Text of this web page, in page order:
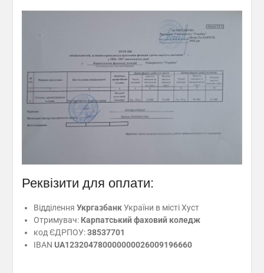
Реквізити для оплати:
Відділення УкргазбанкУкраїни в місті Хуст
Отримувач: Карпатський фаховий коледж
код ЄДРПОУ:38537701
IBAN UA123204780000000026009196660